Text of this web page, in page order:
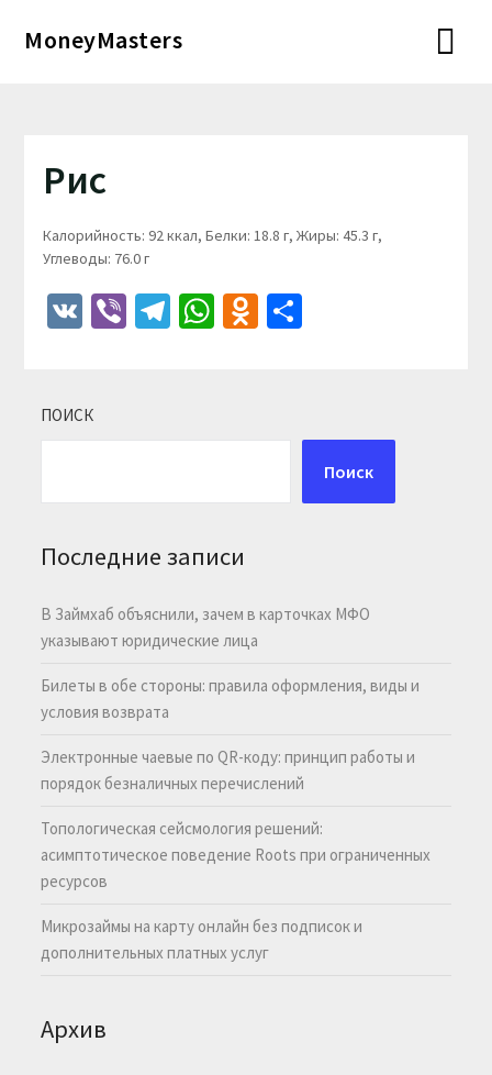
MoneyMasters
Рис
Калорийность: 92 ккал, Белки: 18.8 г, Жиры: 45.3 г,
Углеводы: 76.0 г
VKViberTelegram
WhatsApp
Odnoklassniki
Отправить
ПОИСК
Поиск
Последние записи
В Займхаб объяснили, зачем в карточках МФО
указывают юридические лица
Билеты в обе стороны: правила оформления, виды и
условия возврата
Электронные чаевые по QR-коду: принцип работы и
порядок безналичных перечислений
Топологическая сейсмология решений:
асимптотическое поведение Roots при ограниченных
ресурсов
Микрозаймы на карту онлайн без подписок и
дополнительных платных услуг
Архив